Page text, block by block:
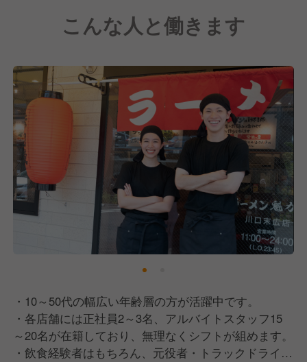
こんな人と働きます
・10～50代の幅広い年齢層の方が活躍中です。
・各店舗には正社員2～3名、アルバイトスタッフ15
～20名が在籍しており、無理なくシフトが組めます。
・飲食経験者はもちろん、元役者・トラックドライバ